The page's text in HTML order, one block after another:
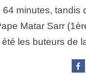
minutes, tandis
Matar Sarr
les buteurs de